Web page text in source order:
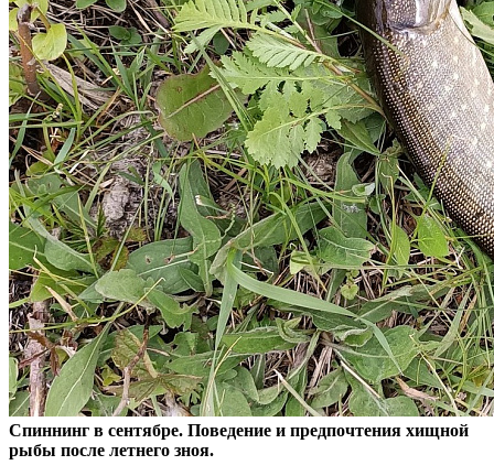
Спиннинг в сентябре. Поведение и предпочтения хищной
рыбы после летнего зноя.